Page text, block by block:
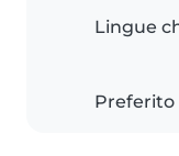
Lingue
Preferito